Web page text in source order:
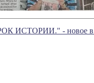
- новое в